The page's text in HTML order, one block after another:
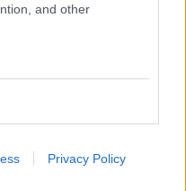
and other
Privacy Policy
15 (23/24)
del comienzo de esta